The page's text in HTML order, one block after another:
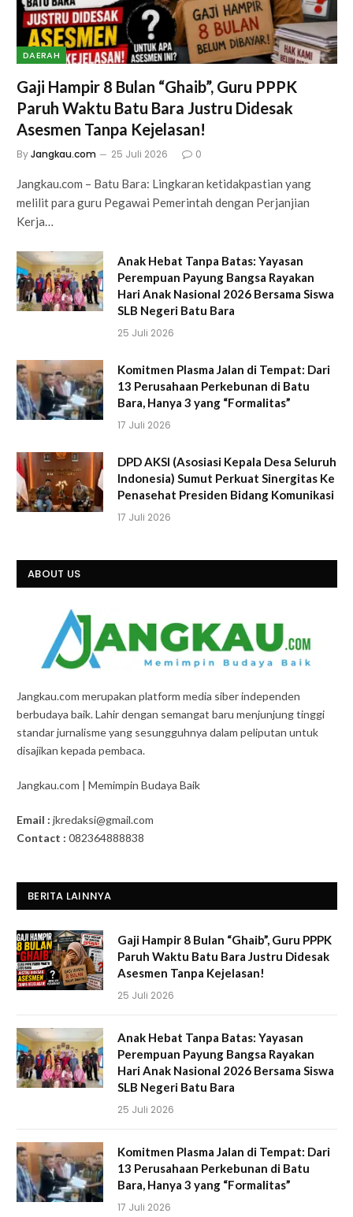
DAERAH
Gaji Hampir 8 Bulan “Ghaib”, Guru PPPK
Paruh Waktu Batu Bara Justru Didesak
Asesmen Tanpa Kejelasan!
ByJangkau.com 25 Juli 2026 0
Jangkau.com – Batu Bara: Lingkaran ketidakpastian yang
melilit para guru Pegawai Pemerintah dengan Perjanjian
Kerja…
Anak Hebat Tanpa Batas: Yayasan
Perempuan Payung Bangsa Rayakan
Hari Anak Nasional 2026 Bersama Siswa
SLB Negeri Batu Bara
25 Juli 2026
Komitmen Plasma Jalan di Tempat: Dari
13 Perusahaan Perkebunan di Batu
Bara, Hanya 3 yang “Formalitas”
17 Juli 2026
DPD AKSI (Asosiasi Kepala Desa Seluruh
Indonesia) Sumut Perkuat Sinergitas Ke
Penasehat Presiden Bidang Komunikasi
17 Juli 2026
ABOUT US
Jangkau.com merupakan platform media siber independen
berbudaya baik. Lahir dengan semangat baru menjunjung tinggi
standar jurnalisme yang sesungguhnya dalam peliputan untuk
disajikan kepada pembaca.
Jangkau.com | Memimpin Budaya Baik
Email : jkredaksi@gmail.com
Contact : 082364888838
BERITA LAINNYA
Gaji Hampir 8 Bulan “Ghaib”, Guru PPPK
Paruh Waktu Batu Bara Justru Didesak
Asesmen Tanpa Kejelasan!
25 Juli 2026
Anak Hebat Tanpa Batas: Yayasan
Perempuan Payung Bangsa Rayakan
Hari Anak Nasional 2026 Bersama Siswa
SLB Negeri Batu Bara
25 Juli 2026
Komitmen Plasma Jalan di Tempat: Dari
13 Perusahaan Perkebunan di Batu
Bara, Hanya 3 yang “Formalitas”
17 Juli 2026